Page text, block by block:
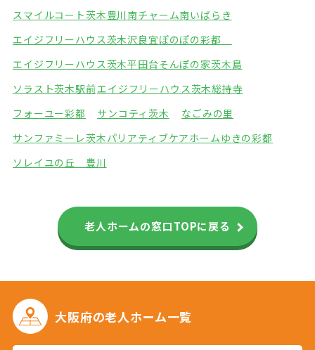
スマイルコート茨木豊川南チャーム南いばらき
エイジフリーハウス茨木沢良宜ぽのぽの彩都
エイジフリーハウス茨木平田台そんぽの家茨木島
ソラスト茨木駅前エイジフリーハウス茨木総持寺
フォーユー彩都
サンコティ茨木
なごみの里
サンファミーレ茨木パリアティブケアホームゆきの彩都
ソレイユの丘 豊川
老人ホームの窓口TOPに戻る
大阪府の老人ホーム一覧